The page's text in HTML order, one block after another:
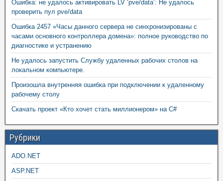
Ошибка: не удалось активировать LV ‘pve/data’: Не удалось
проверить пул pve/data
Ошибка 2457 «Часы данного сервера не синхронизированы с
часами основного контроллера домена»: полное руководство по
диагностике и устранению
Не удалось запустить Службу удаленных рабочих столов на
локальном компьютере.
Произошла внутренняя ошибка при подключении к удаленному
рабочему столу
Скачать проект «Кто хочет стать миллионером» на C#
Рубрики
ADO.NET
ASP.NET